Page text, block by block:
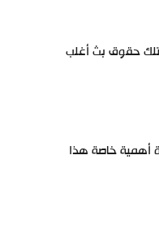
حقوق بث أغلب
أهمية خاصة هذا